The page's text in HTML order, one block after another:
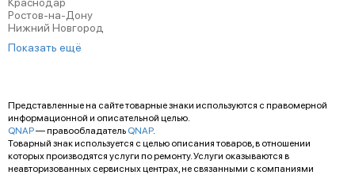
Краснодар
Ростов-на-Дону
Нижний Новгород
Показать ещё
Представленные на сайте товарные знаки используются с правомерной
информационной и описательной целью.
QNAP— правообладатель QNAP.
Товарный знак используется с целью описания товаров, в отношении
которых производятся услуги по ремонту. Услуги оказываются в
неавторизованных сервисных центрах, не связанными с компаниями